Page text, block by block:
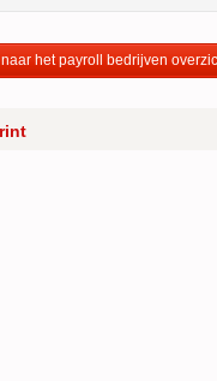
het payroll bedrijven